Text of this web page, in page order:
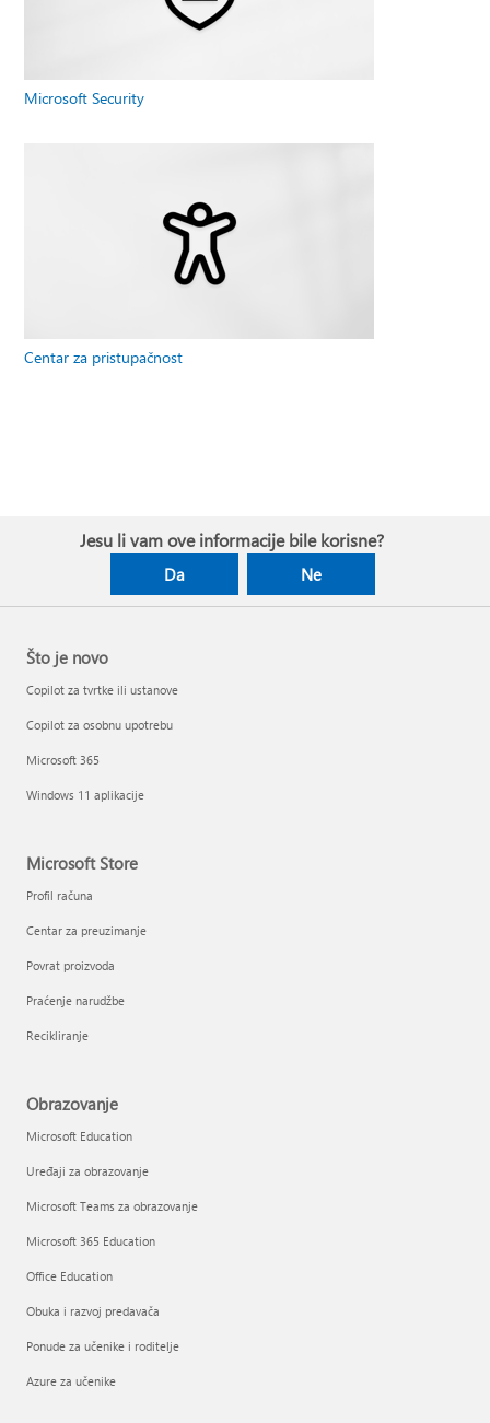
Microsoft Security
Centar za pristupačnost
Jesu li vam ove informacije bile korisne?
Da Ne
Što je novo
Copilot za tvrtke ili ustanove
Copilot za osobnu upotrebu
Microsoft 365
Windows 11 aplikacije
Microsoft Store
Profil računa
Centar za preuzimanje
Povrat proizvoda
Praćenje narudžbe
Recikliranje
Obrazovanje
Microsoft Education
Uređaji za obrazovanje
Microsoft Teams za obrazovanje
Microsoft 365 Education
Office Education
Obuka i razvoj predavača
Ponude za učenike i roditelje
Azure za učenike